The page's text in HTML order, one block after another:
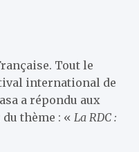
Tout le
international de
a répondu aux
thème : « La RDC :